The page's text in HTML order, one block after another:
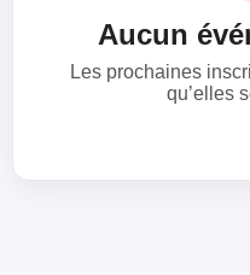
Aucun
Les prochaines
qu’elles